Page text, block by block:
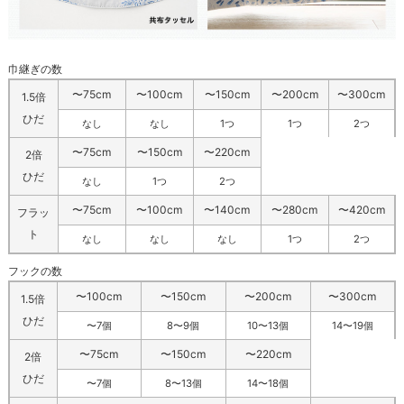
巾継ぎの数
1.5倍
ひだ
〜75cm 〜100cm 〜150cm 〜200cm 〜300cm
なし なし 1つ 1つ 2つ
2倍
ひだ
〜75cm 〜150cm 〜220cm
なし 1つ 2つ
フラッ
ト
〜75cm 〜100cm 〜140cm 〜280cm 〜420cm
なし なし なし 1つ 2つ
フックの数
1.5倍
ひだ
〜100cm 〜150cm 〜200cm 〜300cm
〜7個 8〜9個 10〜13個 14〜19個
2倍
ひだ
〜75cm 〜150cm 〜220cm
〜7個 8〜13個 14〜18個